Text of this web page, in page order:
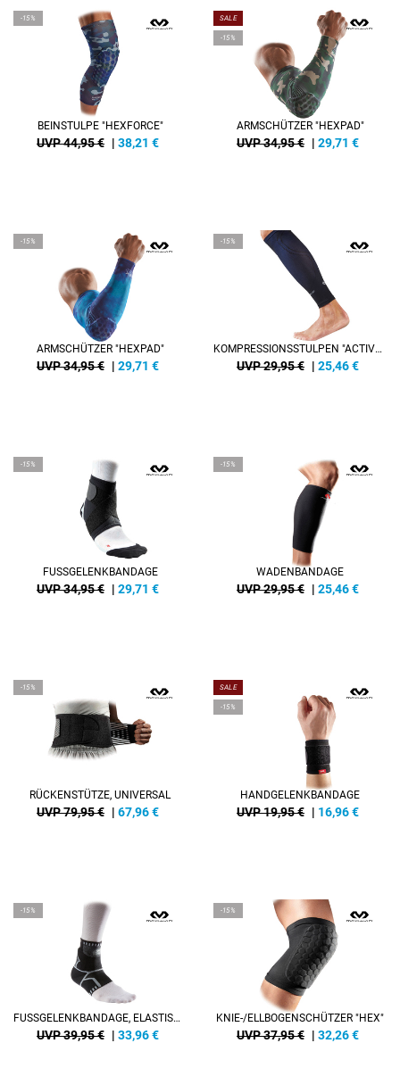
-15%
BEINSTULPE "HEXFORCE"
UVP 44,95 € | 38,21 €
SALE
-15%
ARMSCHÜTZER "HEXPAD"
UVP 34,95 € | 29,71 €
-15%
ARMSCHÜTZER "HEXPAD"
UVP 34,95 € | 29,71 €
-15%
KOMPRESSIONSSTULPEN "ACTIVE MULTISPORTS"
UVP 29,95 € | 25,46€
-15%
FUSSGELENKBANDAGE
UVP 34,95 € | 29,71 €
-15%
WADENBANDAGE
UVP 29,95 € | 25,46€
-15%
RÜCKENSTÜTZE, UNIVERSAL
UVP 79,95 € | 67,96€
SALE
-15%
HANDGELENKBANDAGE
UVP 19,95 € | 16,96€
-15%
FUSSGELENKBANDAGE, ELASTISCH
UVP 39,95 € | 33,96€
-15%
KNIE-/ELLBOGENSCHÜTZER "HEX"
UVP 37,95 € | 32,26€